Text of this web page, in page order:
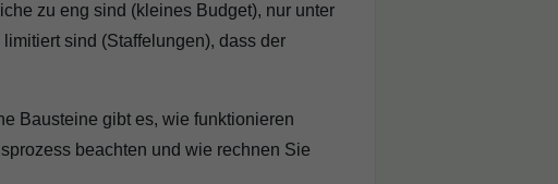
zu eng sind (kleines Budget), nur unter
sind (Staffelungen), dass der
Bausteine gibt es, wie funktionieren
beachten und wie rechnen Sie